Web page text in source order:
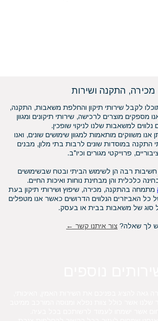
מכירה, התקנה ושירות
לקבל שירותי תיקון והחלפת משאבות, התקנה,
אנו מספקים מוצרים לרכישה, שירותי תיקונים ומגוון
נלווים למשאבות שלנו לניקוי שופכין.
משווקים מותאמות למגוון שימושים שונים, ואנו
התקנה במוסדות שונים לרבות בתי מלון, מבנים
ציבוריים, פרוייקטי מגורים וכיו"ב.
רבה הן לשימוש הביתי ובטח שבשימושים
כלכלית והן מבחינת נוחות ואיכות החיים.
מתמחה בהתקנה, מכירה, שיפוץ ושירותי תיקון בעת
כל האביזרים הנלווים הדרושים כאשר אנו מטפלים
סוג של משאבות בבית או בעסק.
לך שאלה? צור איתנו קשר ←